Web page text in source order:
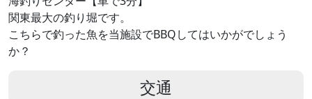
関東最大の釣り堀です。
こちらで釣った魚を当施設でBBQしてはいかがでしょう
か？
交通